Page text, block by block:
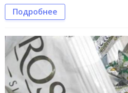
Подробнее